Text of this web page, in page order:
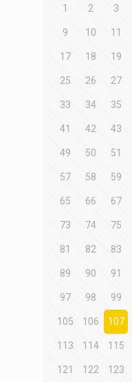
1 2 3
9 10 11
17 18 19
25 26 27
33 34 35
41 42 43
49 50 51
57 58 59
65 66 67
73 74 75
81 82 83
89 90 91
97 98 99
105 106 107
113 114 115
121 122 123